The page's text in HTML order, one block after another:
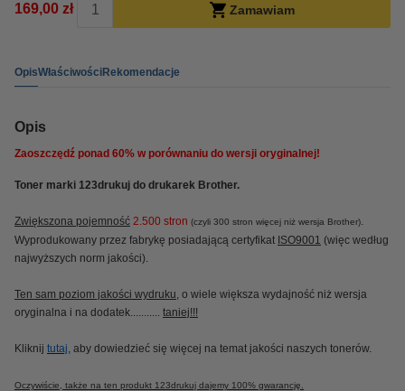
169,00 zł Zamawiam
OpisWłaściwościRekomendacje
Opis
Zaoszczędź ponad 60% w porównaniu do wersji oryginalnej!
Toner marki 123drukuj do drukarek Brother.
Zwiększona pojemność 2.500 stron (czyli 300 stron więcej niż wersja Brother).
Wyprodukowany przez fabrykę posiadającą certyfikat ISO9001 (więc według
najwyższych norm jakości).
Ten sam poziom jakości wydruku, o wiele większa wydajność niż wersja
oryginalna i na dodatek........... taniej!!!
Kliknij tutaj, aby dowiedzieć się więcej na temat jakości naszych tonerów.
Oczywiście, także na ten produkt 123drukuj dajemy 100% gwarancję.